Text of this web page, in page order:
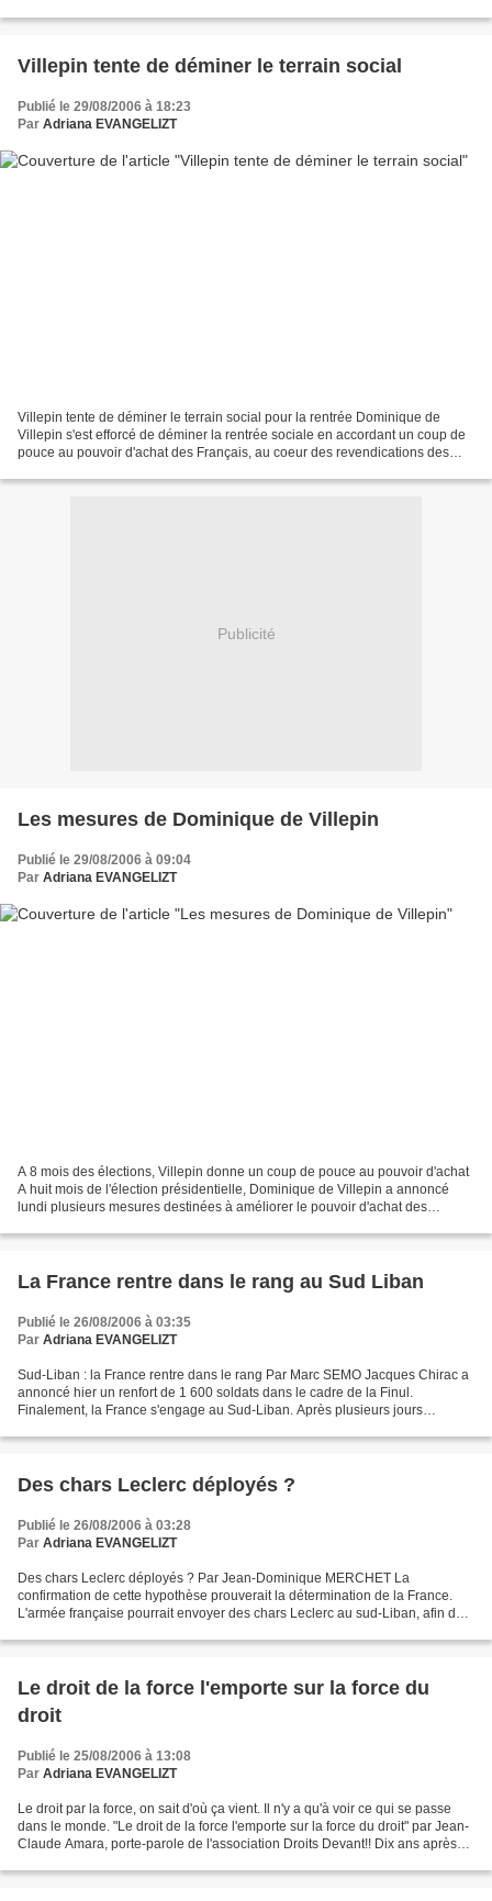
Villepin tente de déminer le terrain social
Publié le 29/08/2006 à 18:23
Par Adriana EVANGELIZT
Villepin tente de déminer le terrain social pour la rentrée Dominique de
Villepin s'est efforcé de déminer la rentrée sociale en accordant un coup de
pouce au pouvoir d'achat des Français, au coeur des revendications des
Publicité
Les mesures de Dominique de Villepin
Publié le 29/08/2006 à 09:04
Par Adriana EVANGELIZT
A 8 mois des élections, Villepin donne un coup de pouce au pouvoir d'achat
A huit mois de l'élection présidentielle, Dominique de Villepin a annoncé
lundi plusieurs mesures destinées à améliorer le pouvoir d'achat des
La France rentre dans le rang au Sud Liban
Publié le 26/08/2006 à 03:35
Par Adriana EVANGELIZT
Sud-Liban : la France rentre dans le rang Par Marc SEMO Jacques Chirac a
annoncé hier un renfort de 1 600 soldats dans le cadre de la Finul.
Finalement, la France s'engage au Sud-Liban. Après plusieurs jours
Des chars Leclerc déployés ?
Publié le 26/08/2006 à 03:28
Par Adriana EVANGELIZT
Des chars Leclerc déployés ? Par Jean-Dominique MERCHET La
confirmation de cette hypothèse prouverait la détermination de la France.
L'armée française pourrait envoyer des chars Leclerc au sud-Liban, afin de
Le droit de la force l'emporte sur la force du
droit
Publié le 25/08/2006 à 13:08
Par Adriana EVANGELIZT
Le droit par la force, on sait d'où ça vient. Il n'y a qu'à voir ce qui se passe
dans le monde. "Le droit de la force l'emporte sur la force du droit" par Jean-
Claude Amara, porte-parole de l'association Droits Devant!! Dix ans après